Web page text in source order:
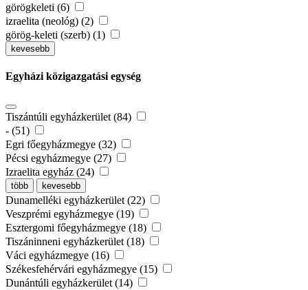
görögkeleti (6)
izraelita (neológ) (2)
görög-keleti (szerb) (1)
kevesebb
Egyházi közigazgatási egység
Tiszántúli egyházkerület (84)
- (51)
Egri főegyházmegye (32)
Pécsi egyházmegye (27)
Izraelita egyház (24)
több kevesebb
Dunamelléki egyházkerület (22)
Veszprémi egyházmegye (19)
Esztergomi főegyházmegye (18)
Tiszáninneni egyházkerület (18)
Váci egyházmegye (16)
Székesfehérvári egyházmegye (15)
Dunántúli egyházkerület (14)